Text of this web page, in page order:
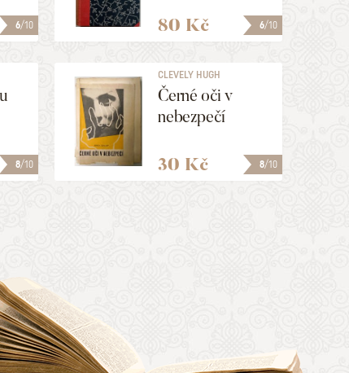
6/10 6/10
80 Kč
8/10 8/10
CLEVELY HUGH
Černé oči v
nebezpečí
30 Kč